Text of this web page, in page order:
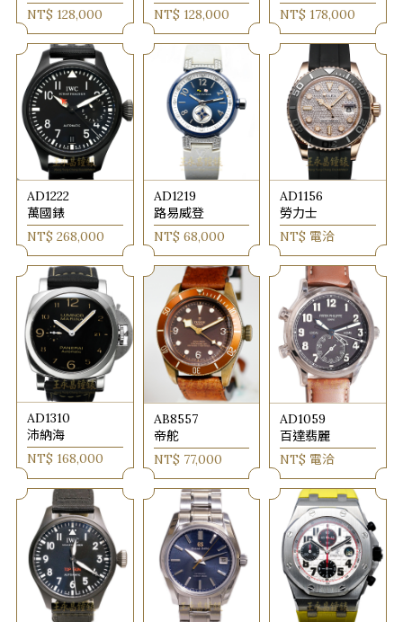
NT$ 128,000
NT$ 128,000
NT$ 178,000
AD1222
萬國錶
NT$ 268,000
AD1219
路易威登
NT$ 68,000
AD1156
勞力士
NT$ 電洽
AD1310
沛納海
NT$ 168,000
AB8557
帝舵
NT$ 77,000
AD1059
百達翡麗
NT$ 電洽